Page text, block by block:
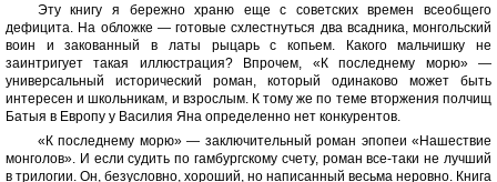
Эту книгу я бережно храню еще с советских времен всеобщего
дефицита. На обложке — готовые схлестнуться два всадника, монгольский
воин и закованный в латы рыцарь с копьем. Какого мальчишку не
заинтригует такая иллюстрация? Впрочем, «К последнему морю» —
универсальный исторический роман, который одинаково может быть
интересен и школьникам, и взрослым. К тому же по теме вторжения полчищ
Батыя в Европу у Василия Яна определенно нет конкурентов.
«К последнему морю» — заключительный роман эпопеи «Нашествие
монголов». И если судить по гамбургскому счету, роман все-таки не лучший
в трилогии. Он, безусловно, хороший, но написанный весьма неровно. Книга